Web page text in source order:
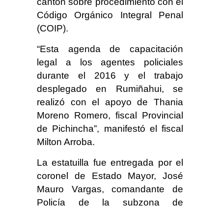
Código Orgánico Integral Penal
(COIP).
“Esta agenda de capacitación
legal a los agentes policiales
durante el 2016 y el trabajo
desplegado en Rumiñahui, se
realizó con el apoyo de Thania
Moreno Romero, fiscal Provincial
de Pichincha”, manifestó el fiscal
Milton Arroba.
La estatuilla fue entregada por el
coronel de Estado Mayor, José
Mauro Vargas, comandante de
Policía de la subzona de